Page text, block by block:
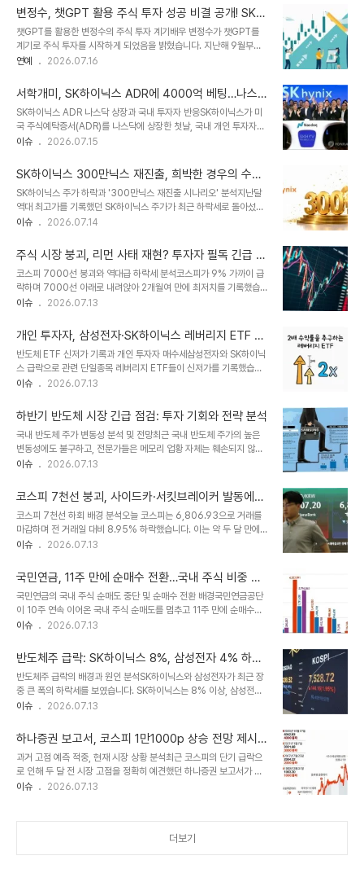
도 불구하고 저가 매수 수요가 유입..
석됩니다. 펀더멘털 변화는 없다는 전문가들의 진단에도 불구하고, 실
적 전망과 무관하게 급등락을 반복하는 변동성 장세가 지속되고 있습
니다. 역대 최고 수준의 증시 변동성 및 시장 안정화 조치 현황올해 들
어 코스피 지수는 3% 이상 요동친 날이 34.1%에 달하며, 5거래일
에 한 번꼴로 5% 이상 등락이 나타나고 있습니다. 사이드카와 서킷브
근 5거래일 동안에는 시장 안정화..
변정수, 챗GPT 활용 주식 투자 성공 비결 공개! SK하
이닉스로 짭짤한 수익 창출
챗GPT를 활용한 변정수의 주식 투자 계기배우 변정수가 챗GPT를
계기로 주식 투자를 시작하게 되었음을 밝혔습니다. 지난해 9월부터
소액으로 꾸준히 주식을 매수해왔다고 합니다. 이를 통해 상당한 투자
수익 현황변정수는 특히 SK하이닉스 주식에 투자하여 큰 수익을 거두
었다고 언급했습니다. 175만 원에 매수한 주식이 현재 270만 원까
지 올랐다고 밝히며 놀라움을 안겼습니다. 현재는 원금을 제외한 수익
금으로 재투자를 이어가고 있다고 합니다. 챗GPT와 주식 투자 트렌
드챗GPT가 쇼핑 리스트 작성 등 다양한 분야에서 유용하게 활용되고
을 미치고 있음을 시사합니다. 앞..
연예 2026.07.16
서학개미, SK하이닉스 ADR에 4000억 베팅…나스닥
상장 후 투자 열풍
SK하이닉스 ADR 나스닥 상장과 국내 투자자 반응SK하이닉스가 미
국 주식예탁증서(ADR)를 나스닥에 상장한 첫날, 국내 개인 투자자들
이 수천억 원 규모의 투자를 진행했습니다. 이는 국내 증권사를 통해
이를 것으로 추정됩니다. 이러한 움직임은 SK하이닉스의 주가 상승에
대한 기대감을 반영하는 것으로 분석됩니다. 국내 증시에서의 SK하이
닉스 주가 흐름 및 투자 심리국내 유가증권시장에서도 개인 투자자들
의 SK하이닉스 주식 매수세가 강하게 나타났습니다. 특히 주가 급락
시에도 약 3조 원어치를 순매수하며 투자 열기를 이어갔습니다. 이는
승할 것이라는 긍정적인 전망이 반영..
이슈 2026.07.15
SK하이닉스 300만닉스 재진출, 희박한 경우의 수와
개미들의 서글픔
SK하이닉스 주가 하락과 '300만닉스 재진출 시나리오' 분석지난달
역대 최고가를 기록했던 SK하이닉스 주가가 최근 하락세로 돌아섰습
니다. 온라인 커뮤니티에는 9가지 글로벌 기업 실적 조건이 모두 충족
시나리오'가 등장했습니다. 이 시나리오는 대만 TSMC, 삼성전자,
SK하이닉스, 씨게이트의 실적뿐만 아니라 미국 빅테크 기업들의 설비
투자 확대 및 실적 개선, 애플의 시장 만족까지 요구하고 있습니다. SK
하이닉스 반등을 위한 글로벌 IT 생태계의 조건SK하이닉스의 반등은
빅테크 기업의 투자 확대와 메모리 반도체 수요 증가가 직결되는 만큼,
석됩니다. 이는 개미 투자자..
이슈 2026.07.14
주식 시장 붕괴, 리먼 사태 재현? 투자자 필독 긴급 분
석
코스피 7000선 붕괴와 역대급 하락세 분석코스피가 9% 가까이 급
락하며 7000선 아래로 내려앉아 2개월여 만에 최저치를 기록했습니
다. 이는 글로벌 금융위기 당시 리먼브러더스 파산 시점과 유사한 낙폭
삼성전자와 SK하이닉스 등 주요 종목의 큰 폭 하락은 시장 전반의 불
안 심리를 반영하고 있습니다. 외국인 매도세와 개인 투자자 대응 전략
외국인이 약 1조 7천억 원 규모의 순매도를 기록하며 시장 하락을 주
도했습니다. 개인 투자자들은 약 3조 8천억 원대의 순매수로 대응했
으나, 외국인 매도세를 막기에는 역부족이었습니다. 이러한 수급 불균
체 산업 전망과 지정학적 리스크..
이슈 2026.07.13
개인 투자자, 삼성전자·SK하이닉스 레버리지 ETF 신
저가에도 6000억 순매수하며 반등 기대
반도체 ETF 신저가 기록과 개인 투자자 매수세삼성전자와 SK하이닉
스 급락으로 관련 단일종목 레버리지 ETF들이 신저가를 기록했습니
다. 하지만 개인 투자자들은 이러한 상황에서도 해당 ETF들을
것이라는 기대감이 반영된 것으로 분석됩니다. 개별 ETF 하락률 및
순매수 현황SK하이닉스 단일종목 레버리지 ETF 7종은 모두 30%
이상 급락하며 신저가를 기록했습니다. 삼성전자 단일종목 레버리지
ETF 역시 20% 이상 하락하며 신저가를 경신했습니다. 개인 투자자
들은 총 14종의 단일종목 레버리지 ETF를 6892억원 순매수했으며,
하락 원인 및 향후 전망AI 수..
이슈 2026.07.13
하반기 반도체 시장 긴급 점검: 투자 기회와 전략 분석
국내 반도체 주가 변동성 분석 및 전망최근 국내 반도체 주가의 높은
변동성에도 불구하고, 전문가들은 메모리 업황 자체는 훼손되지 않았
다고 분석합니다. 2분기 실적 시즌을 앞두고 일시적인 숨 고르기가 나
될 것으로 전망됩니다. 마이크론의 전략 고객 계약 체결은 메모리 공급
병목 현상이 장기화될 수 있음을 시사합니다. 국내 소부장 기업 투자
매력 및 정부 정책 수혜일부 전문가들은 삼성전자와 SK하이닉스보다
국내 소부장 기업에 주목할 필요가 있다고 제언합니다. 정부의 하반기
소부장 반도체 업종 육성 정책이 중요한 상승 동력으로 작용할 수 있기
계획을 발표했으며, 용인 국..
이슈 2026.07.13
코스피 7천선 붕괴, 사이드카·서킷브레이커 발동에도
급락세 지속
코스피 7천선 하회 배경 분석오늘 코스피는 6,806.93으로 거래를
마감하며 전 거래일 대비 8.95% 하락했습니다. 이는 약 두 달 만에
7천 선이 무너진 결과입니다. 장 중 상승 전환 시도에도 불구하고 하
와 서킷브레이커가 연이어 발동되었으나 증시 급락을 막지 못했습니
다. 특히 반도체 대장주인 삼성전자와 SK하이닉스의 급락이 지수 하
락을 주도했습니다. 투자 심리 위축은 미국과 이란 간 군사적 긴장감
고조와 반도체 상승세 정점 우려에서 비롯되었습니다. 외국인·기관 매
도와 개인 순매수 동향외국인과 기관 투자자는 순매도세를 보인 반면,
코스닥 시장 역시 800선을 ..
이슈 2026.07.13
국민연금, 11주 만에 순매수 전환…국내 주식 비중 조
절 전략 변화
국민연금의 국내 주식 순매도 중단 및 순매수 전환 배경국민연금공단
이 10주 연속 이어온 국내 주식 순매도를 멈추고 11주 만에 순매수로
돌아섰습니다. 이는 국내 주식 목표 비중을 상향 조정한 직후 코스피
결과입니다. 이러한 수급 변화는 국민연금이 정해진 물량을 기계적으
로 매도하는 것이 아니라 시장 상황에 따라 조절하는 유연한 운용 방식
을 보여줍니다. 국민연금의 자산 배분 기준 변경 및 시장 영향국민연금
은 국내 주식 목표 비중을 14.9%에서 20.8%로 상향 조정하고 전략
적 자산 배분 허용 범위도 확대했습니다. 주가 급등으로 높아진 국내
재 물량을 줄인 것입니다. 여기에..
이슈 2026.07.13
반도체주 급락: SK하이닉스 8%, 삼성전자 4% 하락
원인 분석 및 투자 전략
반도체주 급락의 배경과 원인 분석SK하이닉스와 삼성전자가 최근 장
중 큰 폭의 하락세를 보였습니다. SK하이닉스는 8% 이상, 삼성전자
는 4% 이상 급락하며 투자자들의 우려를 샀습니다. 이러한 하락은 국
과로 분석됩니다. 투자 심리에 영향을 미친 요인미국과 이란 간의 긴장
고조로 인한 국제 유가 급등은 투자 심리에 부정적인 영향을 미쳤습니
다. 또한, SK하이닉스의 경우 일부 외국계 기관에서 제기한 'ADR 매
수, 본주 공매도' 의견이 단기적으로 주가 하락에 영향을 준 것으로 보
입니다. 이러한 요인들이 복합적으로 작용하여 반도체주 전반에 대한
이슈 2026.07.13
하나증권 보고서, 코스피 1만1000p 상승 전망 제시하
며 시장 주목
과거 고점 예측 적중, 현재 시장 상황 분석최근 코스피의 단기 급락으
로 인해 두 달 전 시장 고점을 정확히 예견했던 하나증권 보고서가 다
시금 주목받고 있습니다. 당시 강세장 종료 신호를 제시했던 이재만 하
진단 및 단기 반등 가능성이 실장은 2023년 이후 코스피의 최대 하락
이슈 2026.07.13
더보기